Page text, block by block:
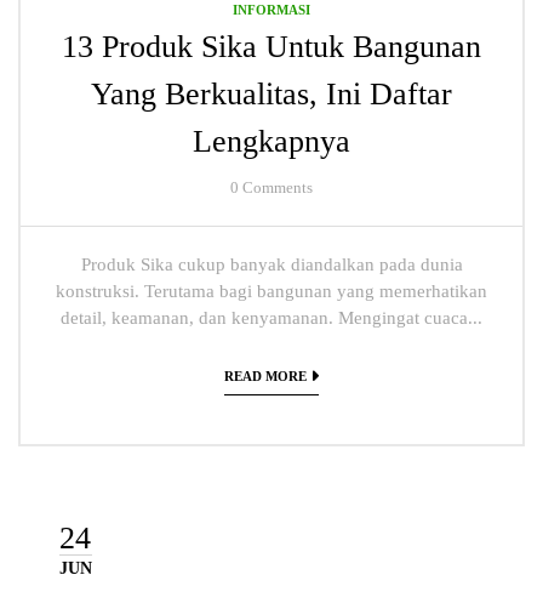
INFORMASI
13 Produk Sika Untuk Bangunan
Yang Berkualitas, Ini Daftar
Lengkapnya
0 Comments
Produk Sika cukup banyak diandalkan pada dunia
konstruksi. Terutama bagi bangunan yang memerhatikan
detail, keamanan, dan kenyamanan. Mengingat cuaca...
READ MORE
24
JUN